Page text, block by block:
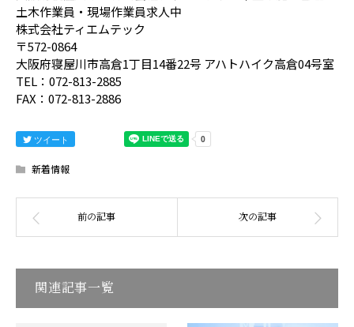
土木作業員・現場作業員求人中
株式会社ティエムテック
〒572-0864
大阪府寝屋川市高倉1丁目14番22号 アハトハイク高倉04号室
TEL：072-813-2885
FAX：072-813-2886
ツイート
新着情報
関連記事一覧